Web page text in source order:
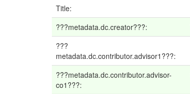
Title:
???metadata.dc.creator???:
???
metadata.dc.contributor.advisor1???:
???metadata.dc.contributor.advisor-
co1???: